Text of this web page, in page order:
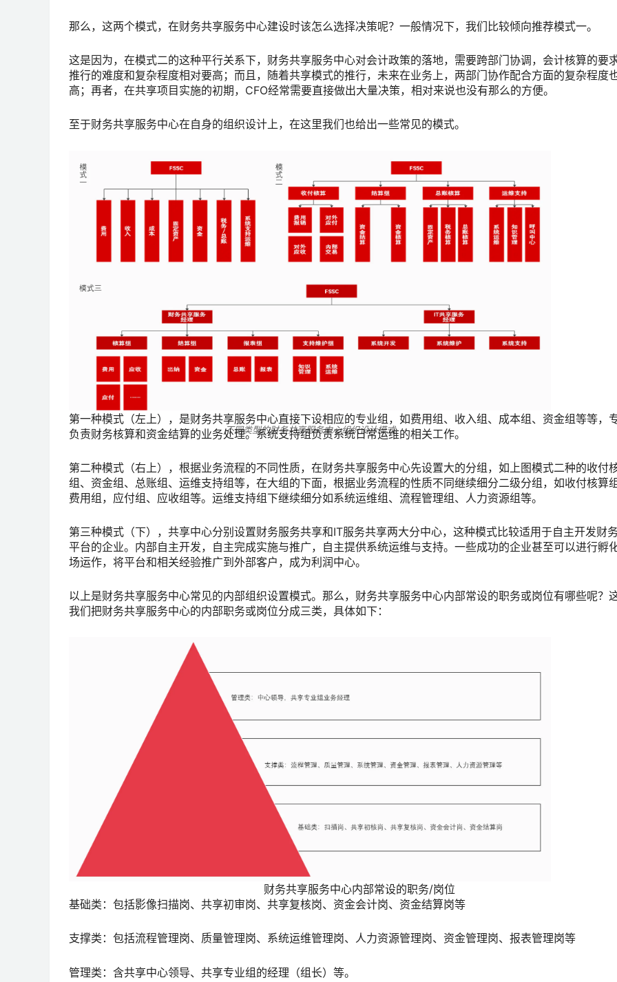
那么，这两个模式，在财务共享服务中心建设时该怎么选择决策呢？一般情况下，我们比较倾向推荐模式一。
这是因为，在模式二的这种平行关系下，财务共享服务中心对会计政策的落地，需要跨部门协调，会计核算的要
推行的难度和复杂程度相对要高；而且，随着共享模式的推行，未来在业务上，两部门协作配合方面的复杂程度
高；再者，在共享项目实施的初期，CFO经常需要直接做出大量决策，相对来说也没有那么的方便。
至于财务共享服务中心在自身的组织设计上，在这里我们也给出一些常见的模式。
不同类型的财务共享服务中心组织设计模式
第一种模式（左上），是财务共享服务中心直接下设相应的专业组，如费用组、收入组、成本组、资金组等等，
负责财务核算和资金结算的业务处理。系统支持组负责系统日常运维的相关工作。
第二种模式（右上），根据业务流程的不同性质，在财务共享服务中心先设置大的分组，如上图模式二种的收付
组、资金组、总账组、运维支持组等，在大组的下面，根据业务流程的性质不同继续细分二级分组，如收付核算
费用组，应付组、应收组等。运维支持组下继续细分如系统运维组、流程管理组、人力资源组等。
第三种模式（下），共享中心分别设置财务服务共享和IT服务共享两大分中心，这种模式比较适用于自主开发财
平台的企业。内部自主开发，自主完成实施与推广，自主提供系统运维与支持。一些成功的企业甚至可以进行孵
场运作，将平台和相关经验推广到外部客户，成为利润中心。
以上是财务共享服务中心常见的内部组织设置模式。那么，财务共享服务中心内部常设的职务或岗位有哪些呢？
我们把财务共享服务中心的内部职务或岗位分成三类，具体如下：
财务共享服务中心内部常设的职务/岗位
基础类：包括影像扫描岗、共享初审岗、共享复核岗、资金会计岗、资金结算岗等
支撑类：包括流程管理岗、质量管理岗、系统运维管理岗、人力资源管理岗、资金管理岗、报表管理岗等
管理类：含共享中心领导、共享专业组的经理（组长）等。